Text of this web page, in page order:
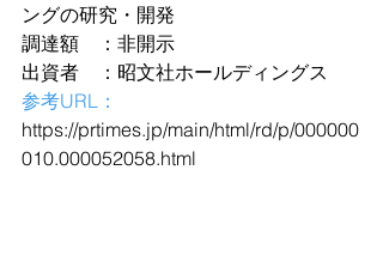
ングの研究・開発
調達額　：非開示
出資者　：昭文社ホールディングス
参考URL：
https://prtimes.jp/main/html/rd/p/000000
010.000052058.html